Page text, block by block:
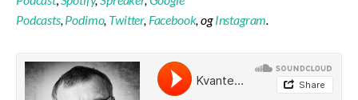
Podcasts,Podimo, Twitter, Facebook, ogInstagram.